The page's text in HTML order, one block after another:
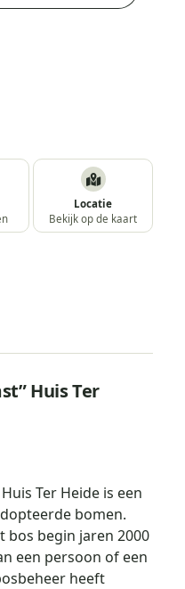
Locatie
Bekijk op de kaart
Huis Ter
Ter Heide is een
bomen.
bos begin jaren 2000
een persoon of een
heeft